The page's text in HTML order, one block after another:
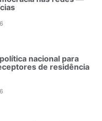
nacional para
de residência